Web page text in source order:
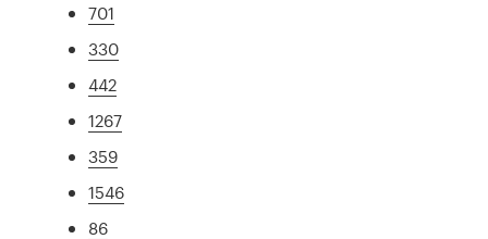
701
330
442
1267
359
1546
86